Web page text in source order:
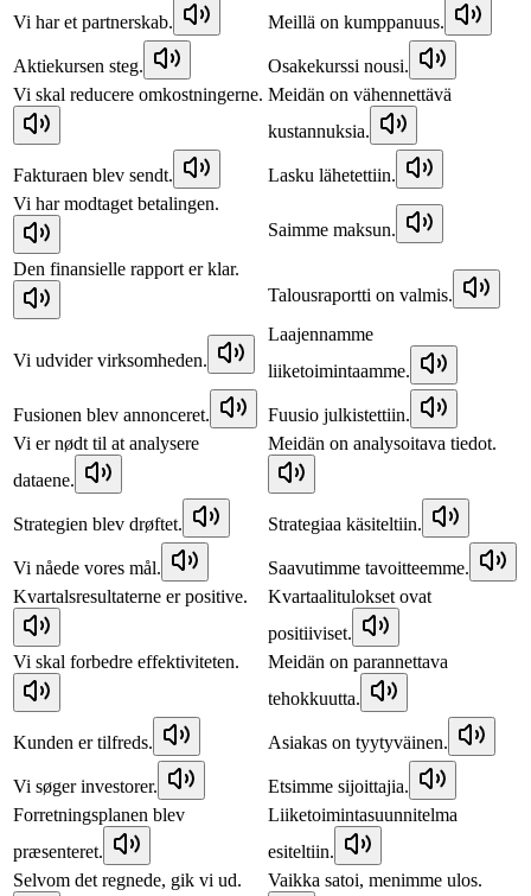
Vi har et partnerskab. Meillä on kumppanuus.
Aktiekursen steg.
Osakekurssi nousi.
Vi skal reducere omkostningerne. Meidän on vähennettävä
kustannuksia.
Fakturaen blev sendt.
Lasku lähetettiin.
Vi har modtaget betalingen.
Saimme maksun.
Den finansielle rapport er klar.
Talousraportti on valmis.
Vi udvider virksomheden.
Laajennamme
liiketoimintaamme.
Fusionen blev annonceret.
Fuusio julkistettiin.
Vi er nødt til at analysere
dataene.
Meidän on analysoitava tiedot.
Strategien blev drøftet. Strategiaa käsiteltiin.
Vi nåede vores mål.
Saavutimme tavoitteemme.
Kvartalsresultaterne er positive.
Kvartaalitulokset ovat
positiiviset.
Vi skal forbedre effektiviteten.
Meidän on parannettava
tehokkuutta.
Kunden er tilfreds. Asiakas on tyytyväinen.
Vi søger investorer.
Etsimme sijoittajia.
Forretningsplanen blev
præsenteret.
Liiketoimintasuunnitelma
esiteltiin.
Selvom det regnede, gik vi ud.
Vaikka satoi, menimme ulos.